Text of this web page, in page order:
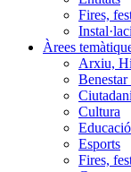
Fires,
Àrees
Arxiu,
Benestar
Cultura
Educació
Esports
Fires,